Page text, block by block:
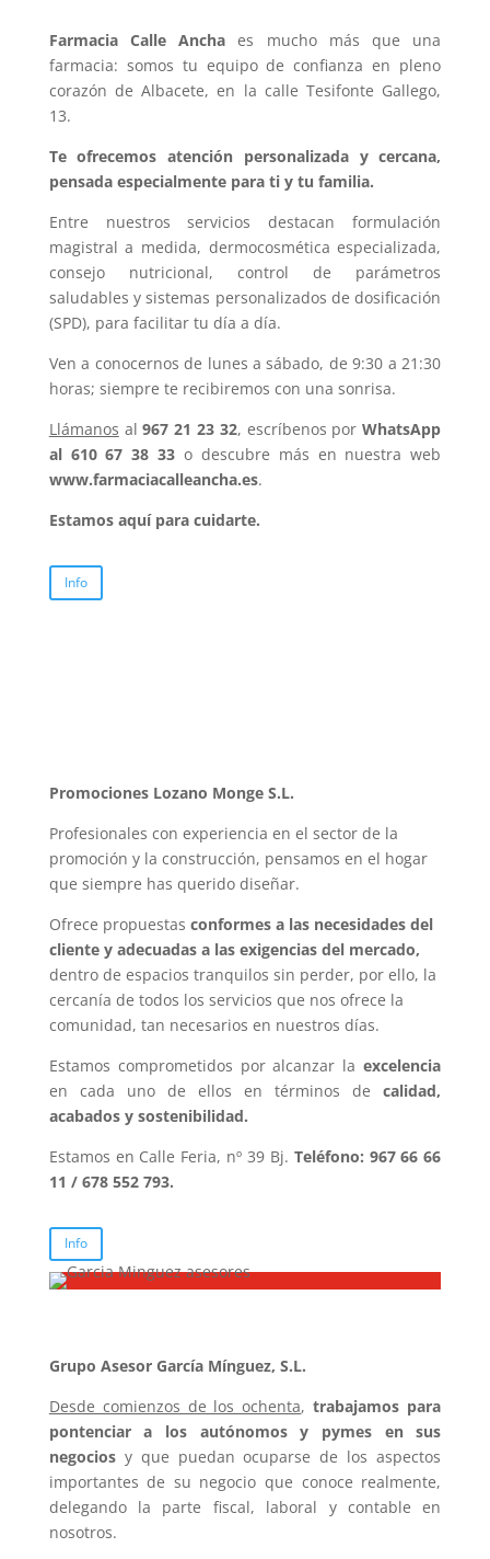
Farmacia Calle Ancha es mucho más que una
farmacia: somos tu equipo de confianza en pleno
corazón de Albacete, en la calle Tesifonte Gallego,
13.
Te ofrecemos atención personalizada y cercana,
pensada especialmente para ti y tu familia.
Entre nuestros servicios destacan formulación
magistral a medida, dermocosmética especializada,
consejo nutricional, control de parámetros
saludables y sistemas personalizados de dosificación
(SPD), para facilitar tu día a día.
Ven a conocernos de lunes a sábado, de 9:30 a 21:30
horas; siempre te recibiremos con una sonrisa.
Llámanos al967 21 23 32, escríbenos porWhatsApp
al 610 67 38 33 o descubre más en nuestra web
www.farmaciacalleancha.es.
Estamos aquí para cuidarte.
Info
Promociones Lozano Monge S.L.
Profesionales con experiencia en el sector de la
promoción y la construcción, pensamos en el hogar
que siempre has querido diseñar.
Ofrece propuestas conformes a las necesidades del
cliente y adecuadas a las exigencias del mercado,
dentro de espacios tranquilos sin perder, por ello, la
cercanía de todos los servicios que nos ofrece la
comunidad, tan necesarios en nuestros días.
Estamos comprometidos por alcanzar laexcelencia
en cada uno de ellos en términos decalidad,
acabados y sostenibilidad.
Estamos en Calle Feria, nº 39 Bj. Teléfono: 967 66 66
11 / 678 552 793.
Info
Grupo Asesor García Mínguez, S.L.
Desde comienzos de los ochenta,trabajamos para
pontenciar a los autónomos y pymes en sus
negociosy que puedan ocuparse de los aspectos
importantes de su negocio que conoce realmente,
delegando la parte fiscal, laboral y contable en
nosotros.